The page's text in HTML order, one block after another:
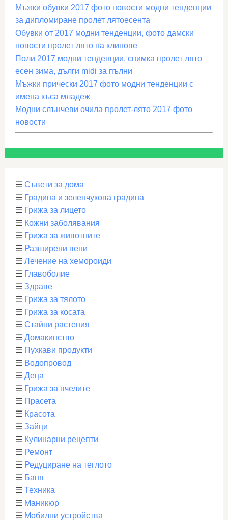
Мъжки обувки 2017 фото новости модни тенденции
за дипломиране пролет лятоесента
Обувки от 2017 модни тенденции, фото дамски
новости пролет лято на клинове
Поли 2017 модни тенденции, снимка пролет лято
есен зима, дълги midi за пълни
Мъжки прически 2017 фото модни тенденции с
имена къса младеж
Модни слънчеви очила пролет-лято 2017 фото
новости
☰ Съвети за дома
☰ Градина и зеленчукова градина
☰ Грижа за лицето
☰ Кожни заболявания
☰ Грижа за животните
☰ Разширени вени
☰ Лечение на хемороиди
☰ Главоболие
☰ Здраве
☰ Грижа за тялото
☰ Грижа за косата
☰ Стайни растения
☰ Домакинство
☰ Пухкави продукти
☰ Водопровод
☰ Деца
☰ Грижа за пчелите
☰ Прасета
☰ Красота
☰ Зайци
☰ Кулинарни рецепти
☰ Ремонт
☰ Редуциране на теглото
☰ Баня
☰ Техника
☰ Маникюр
☰ Мобилни устройства